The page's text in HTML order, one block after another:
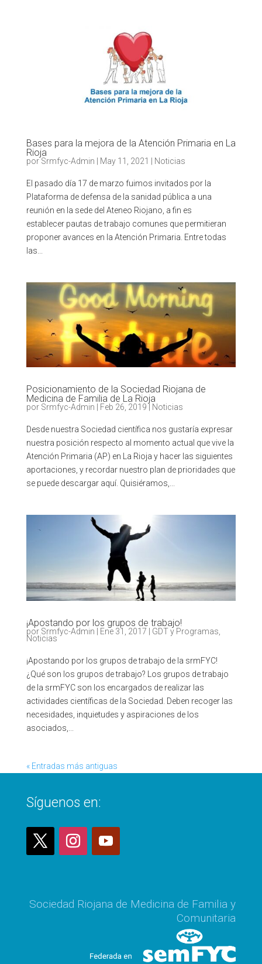
Bases para la mejora de la Atención Primaria en La
Rioja
por Srmfyc-Admin May 11, 2021 Noticias
El pasado día 17 de marzo fuimos invitados por la
Plataforma de defensa de la sanidad pública a una
reunión en la sede del Ateneo Riojano, a fin es
establecer pautas de trabajo comunes que permitieran
proponer avances en la Atención Primaria. Entre todas
las...
Posicionamiento de la Sociedad Riojana de
Medicina de Familia de La Rioja
por Srmfyc-Admin Feb 26, 2019 Noticias
Desde nuestra Sociedad científica nos gustaría expresar
nuestra posición respecto al momento actual que vive la
Atención Primaria (AP) en La Rioja y hacer las siguientes
aportaciones, y recordar nuestro plan de prioridades que
se puede descargar aquí. Quisiéramos,...
¡Apostando por los grupos de trabajo!
por Srmfyc-Admin Ene 31, 2017 GDT y Programas
Noticias
¡Apostando por los grupos de trabajo de la srmFYC!
¿Qué son los grupos de trabajo? Los grupos de trabajo
de la srmFYC son los encargados de realizar las
actividades científicas de la Sociedad. Deben recoger las
necesidades, inquietudes y aspiraciones de los
asociados,...
« Entradas más antiguas
Síguenos en:
Sociedad Riojana de Medicina de Familia y
Comunitaria